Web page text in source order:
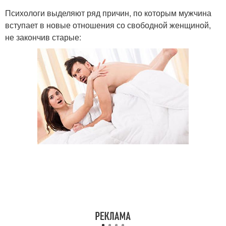
Психологи выделяют ряд причин, по которым мужчина
вступает в новые отношения со свободной женщиной,
не закончив старые: